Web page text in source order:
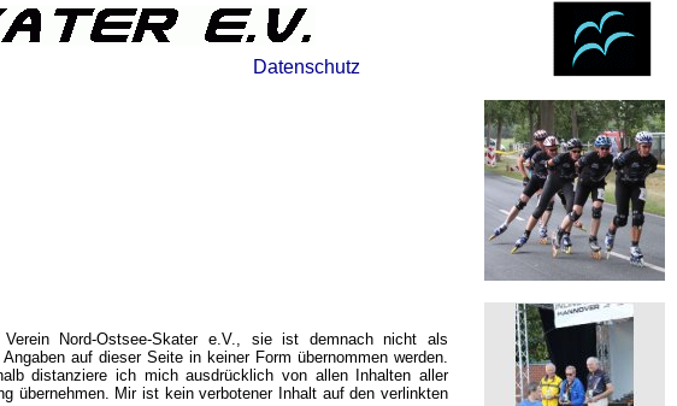
Datenschutz
Nord-Ostsee-Skater e.V., sie ist demnach nicht als
auf dieser Seite in keiner Form übernommen werden.
distanziere ich mich ausdrücklich von allen Inhalten aller
übernehmen. Mir ist kein verbotener Inhalt auf den verlinkten